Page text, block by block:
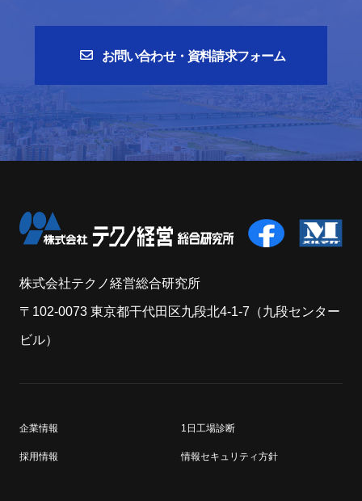
お問い合わせ・資料請求フォーム
株式会社テクノ経営総合研究所
〒102-0073 東京都干代田区九段北4-1-7（九段センター
ビル）
企業情報 1日工場診断
採用情報 情報セキュリティ方針